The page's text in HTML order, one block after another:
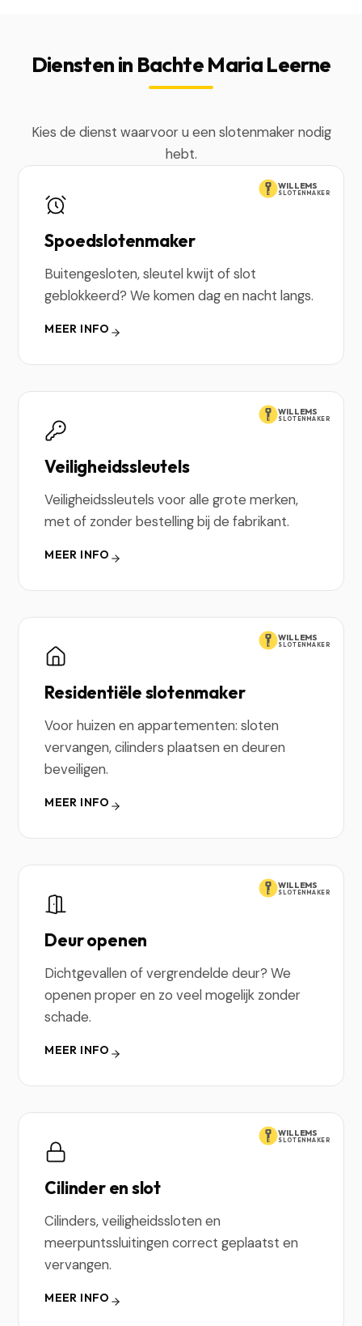
Diensten in Bachte Maria Leerne
Kies de dienst waarvoor u een slotenmaker nodig
hebt.
WILLEMS
SLOTENMAKER
Spoedslotenmaker
Buitengesloten, sleutel kwijt of slot
geblokkeerd? We komen dag en nacht langs.
MEER INFO
WILLEMS
SLOTENMAKER
Veiligheidssleutels
Veiligheidssleutels voor alle grote merken,
met of zonder bestelling bij de fabrikant.
MEER INFO
WILLEMS
SLOTENMAKER
Residentiële slotenmaker
Voor huizen en appartementen: sloten
vervangen, cilinders plaatsen en deuren
beveiligen.
MEER INFO
WILLEMS
SLOTENMAKER
Deur openen
Dichtgevallen of vergrendelde deur? We
openen proper en zo veel mogelijk zonder
schade.
MEER INFO
WILLEMS
SLOTENMAKER
Cilinder en slot
Cilinders, veiligheidssloten en
meerpuntssluitingen correct geplaatst en
vervangen.
MEER INFO